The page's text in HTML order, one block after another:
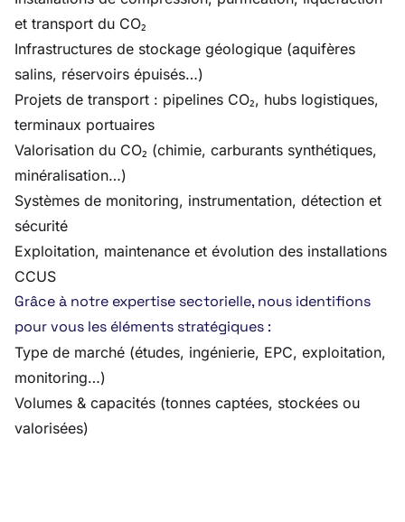
et transport du CO₂
Infrastructures de stockage géologique (aquifères
salins, réservoirs épuisés…)
Projets de transport : pipelines CO₂, hubs logistiques,
terminaux portuaires
Valorisation du CO₂ (chimie, carburants synthétiques,
minéralisation…)
Systèmes de monitoring, instrumentation, détection et
sécurité
Exploitation, maintenance et évolution des installations
CCUS
Grâce à notre expertise sectorielle, nous identifions
pour vous les éléments stratégiques :
Type de marché (études, ingénierie, EPC, exploitation,
monitoring…)
Volumes & capacités (tonnes captées, stockées ou
valorisées)